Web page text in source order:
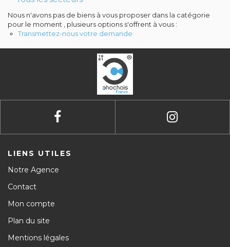
Avis clients
Nous n'avons pas de biens à vous proposer dans la catégorie
pour le moment , plusieurs options s'offrent à vous :
Transmettez-nous votre demande
LIENS UTILES
Notre Agence
Contact
Mon compte
Plan du site
Mentions légales